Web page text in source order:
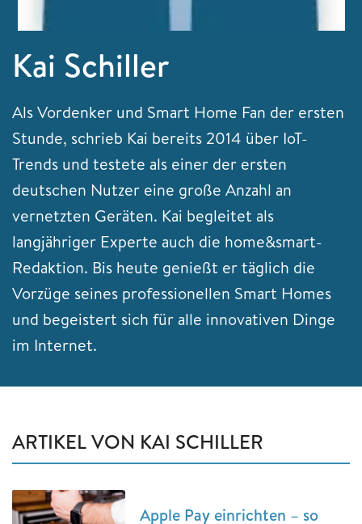
Kai Schiller
Als Vordenker und Smart Home Fan der ersten
Stunde, schrieb Kai bereits 2014 über IoT-
Trends und testete als einer der ersten
deutschen Nutzer eine große Anzahl an
vernetzten Geräten. Kai begleitet als
langjähriger Experte auch die home&smart-
Redaktion. Bis heute genießt er täglich die
Vorzüge seines professionellen Smart Homes
und begeistert sich für alle innovativen Dinge
im Internet.
ARTIKEL VON KAI SCHILLER
Apple Pay einrichten – so